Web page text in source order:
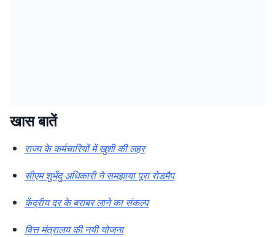
खास बातें
राज्य के कर्मचारियों में खुशी की लहर
सीएम शुभेंदु अधिकारी ने समझाया पूरा रोडमैप
केंद्रीय दर के बराबर लाने का संकल्प
वित्त मंत्रालय की नयी योजना